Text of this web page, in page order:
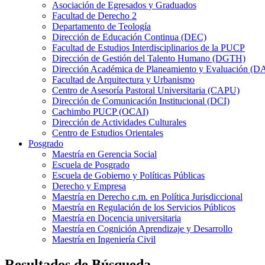
Asociación de Egresados y Graduados
Facultad de Derecho 2
Departamento de Teología
Dirección de Educación Continua (DEC)
Facultad de Estudios Interdisciplinarios de la PUCP
Dirección de Gestión del Talento Humano (DGTH)
Dirección Académica de Planeamiento y Evaluación
Facultad de Arquitectura y Urbanismo
Centro de Asesoría Pastoral Universitaria (CAPU)
Dirección de Comunicación Institucional (DCI)
Cachimbo PUCP (OCAI)
Dirección de Actividades Culturales
Centro de Estudios Orientales
Posgrado
Maestría en Gerencia Social
Escuela de Posgrado
Escuela de Gobierno y Políticas Públicas
Derecho y Empresa
Maestría en Derecho c.m. en Política Jurisdiccional
Maestría en Regulación de los Servicios Públicos
Maestría en Docencia universitaria
Maestría en Cognición Aprendizaje y Desarrollo
Maestría en Ingeniería Civil